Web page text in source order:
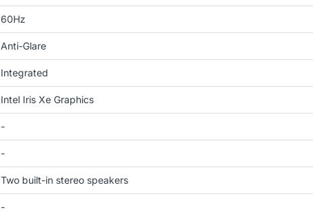
60Hz
Anti-Glare
Integrated
Intel Iris Xe Graphics
-
-
Two built-in stereo speakers
-